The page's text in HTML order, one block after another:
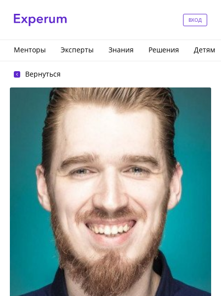
ВХОД
Менторы Эксперты Знания Решения Детям
Вернуться